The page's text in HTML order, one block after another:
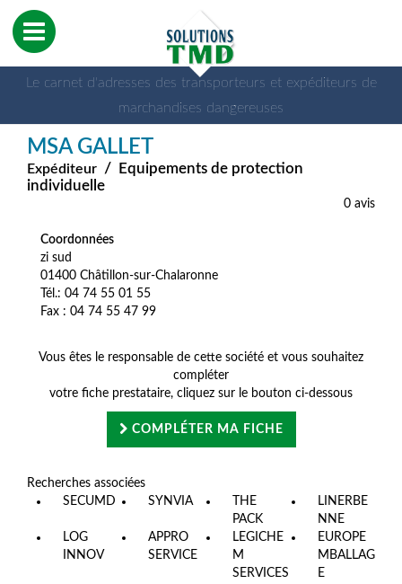
Le carnet d'adresses des transporteurs et expéditeurs de
marchandises dangereuses
MSA GALLET
Expéditeur /
Equipements de protection
individuelle
0 avis
Coordonnées
zi sud
01400 Châtillon-sur-Chalaronne
Tél.: 04 74 55 01 55
Fax : 04 74 55 47 99
Vous êtes le responsable de cette société et vous souhaitez
compléter
votre fiche prestataire, cliquez sur le bouton ci-dessous
COMPLÉTER MA FICHE
Recherches associées
SECUMD
SYNVIA
THE
PACK
LINERBE
NNE
LOG
INNOV
APPRO
SERVICE
LEGICHE
M
SERVICES
EUROPE
MBALLAG
E